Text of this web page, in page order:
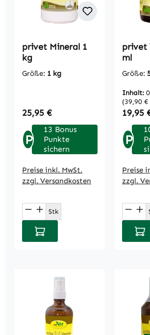
privet Mineral 1
kg
Größe: 1 kg
Regulärer Preis:
25,95 €
P
13 Bonus
Punkte
sichern
Preise inkl. MwSt.
zzgl. Versandkosten
Produkt Anzahl: Gib
Stk
In den Warenkorb
privet
ml
Größe:
Inhalt:
(39,90
19,95
P
Preise
zzgl.
In